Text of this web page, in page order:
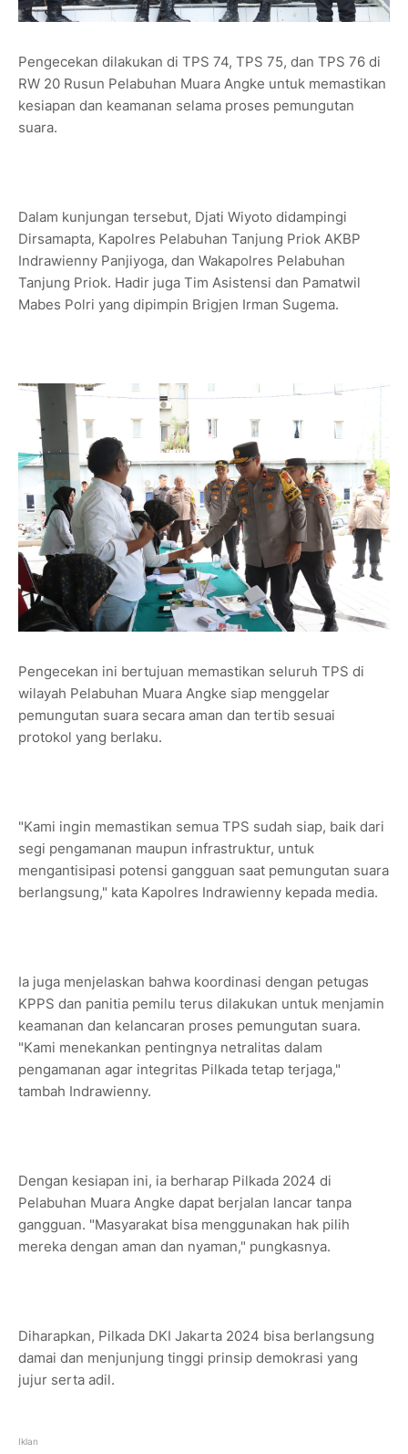
Pengecekan dilakukan di TPS 74, TPS 75, dan TPS 76 di
RW 20 Rusun Pelabuhan Muara Angke untuk memastikan
kesiapan dan keamanan selama proses pemungutan
suara.
Dalam kunjungan tersebut, Djati Wiyoto didampingi
Dirsamapta, Kapolres Pelabuhan Tanjung Priok AKBP
Indrawienny Panjiyoga, dan Wakapolres Pelabuhan
Tanjung Priok. Hadir juga Tim Asistensi dan Pamatwil
Mabes Polri yang dipimpin Brigjen Irman Sugema.
Pengecekan ini bertujuan memastikan seluruh TPS di
wilayah Pelabuhan Muara Angke siap menggelar
pemungutan suara secara aman dan tertib sesuai
protokol yang berlaku.
"Kami ingin memastikan semua TPS sudah siap, baik dari
segi pengamanan maupun infrastruktur, untuk
mengantisipasi potensi gangguan saat pemungutan suara
berlangsung," kata Kapolres Indrawienny kepada media.
Ia juga menjelaskan bahwa koordinasi dengan petugas
KPPS dan panitia pemilu terus dilakukan untuk menjamin
keamanan dan kelancaran proses pemungutan suara.
"Kami menekankan pentingnya netralitas dalam
pengamanan agar integritas Pilkada tetap terjaga,"
tambah Indrawienny.
Dengan kesiapan ini, ia berharap Pilkada 2024 di
Pelabuhan Muara Angke dapat berjalan lancar tanpa
gangguan. "Masyarakat bisa menggunakan hak pilih
mereka dengan aman dan nyaman," pungkasnya.
Diharapkan, Pilkada DKI Jakarta 2024 bisa berlangsung
damai dan menjunjung tinggi prinsip demokrasi yang
jujur serta adil.
Iklan